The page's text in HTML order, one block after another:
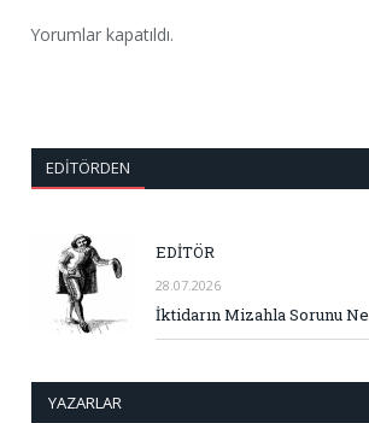
Yorumlar kapatıldı.
EDITÖRDEN
EDİTÖR
28.07.2026
İktidarın Mizahla Sorunu Ne
YAZARLAR